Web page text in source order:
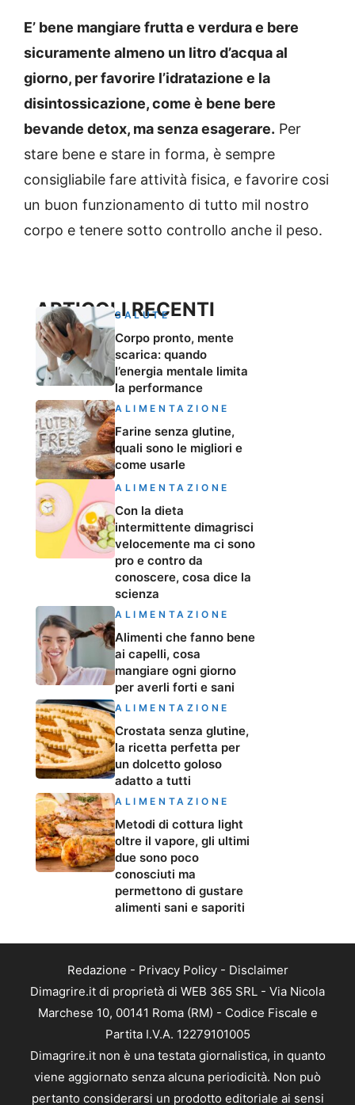
E’ bene mangiare frutta e verdura e bere
sicuramente almeno un litro d’acqua al
giorno, per favorire l’idratazione e la
disintossicazione, come è bene bere
bevande detox, ma senza esagerare. Per
stare bene e stare in forma, è sempre
consigliabile fare attività fisica, e favorire cosi
un buon funzionamento di tutto mil nostro
corpo e tenere sotto controllo anche il peso.
ARTICOLI RECENTI
SALUTE
Corpo pronto, mente
scarica: quando
l’energia mentale limita
la performance
ALIMENTAZIONE
Farine senza glutine,
quali sono le migliori e
come usarle
ALIMENTAZIONE
Con la dieta
intermittente dimagrisci
velocemente ma ci sono
pro e contro da
conoscere, cosa dice la
scienza
ALIMENTAZIONE
Alimenti che fanno bene
ai capelli, cosa
mangiare ogni giorno
per averli forti e sani
ALIMENTAZIONE
Crostata senza glutine,
la ricetta perfetta per
un dolcetto goloso
adatto a tutti
ALIMENTAZIONE
Metodi di cottura light
oltre il vapore, gli ultimi
due sono poco
conosciuti ma
permettono di gustare
alimenti sani e saporiti
Redazione - Privacy Policy- Disclaimer
Dimagrire.it di proprietà di WEB 365 SRL - Via Nicola
Marchese 10, 00141 Roma (RM) - Codice Fiscale e
Partita I.V.A. 12279101005
Dimagrire.it non è una testata giornalistica, in quanto
viene aggiornato senza alcuna periodicità. Non può
pertanto considerarsi un prodotto editoriale ai sensi